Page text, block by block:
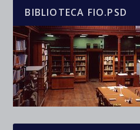
BIBLIOTECA FIO.PSD